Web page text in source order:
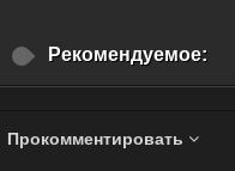
Рекомендуемое:
Прокомментировать